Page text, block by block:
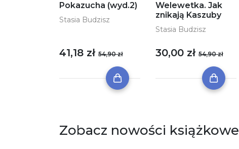
Pokazucha (wyd.2)
Stasia Budzisz
41,18 zł 54,90 zł
Welewetka. Jak
znikają Kaszuby
Stasia Budzisz
30,00 zł 54,90 zł
Zobacz nowości książkowe